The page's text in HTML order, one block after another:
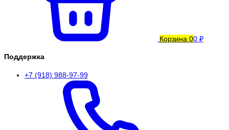
Корзина 00 ₽
Поддержка
+7 (918) 988-97-99